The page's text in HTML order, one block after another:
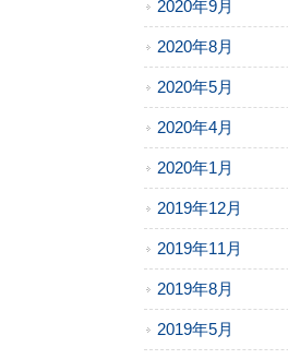
2020年9月
2020年8月
2020年5月
2020年4月
2020年1月
2019年12月
2019年11月
2019年8月
2019年5月